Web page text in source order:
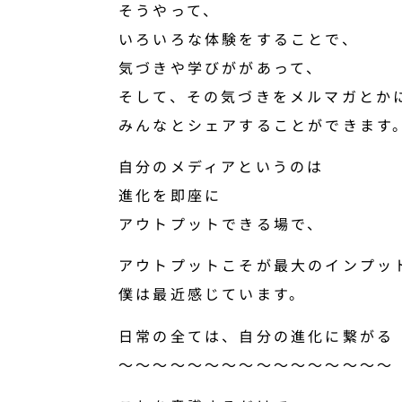
そうやって、
いろいろな体験をすることで、
気づきや学びががあって、
そして、その気づきをメルマガとか
みんなとシェアすることができます。
自分のメディアというのは
進化を即座に
アウトプットできる場で、
アウトプットこそが最大のインプッ
僕は最近感じています。
日常の全ては、自分の進化に繋がる
〜〜〜〜〜〜〜〜〜〜〜〜〜〜〜〜